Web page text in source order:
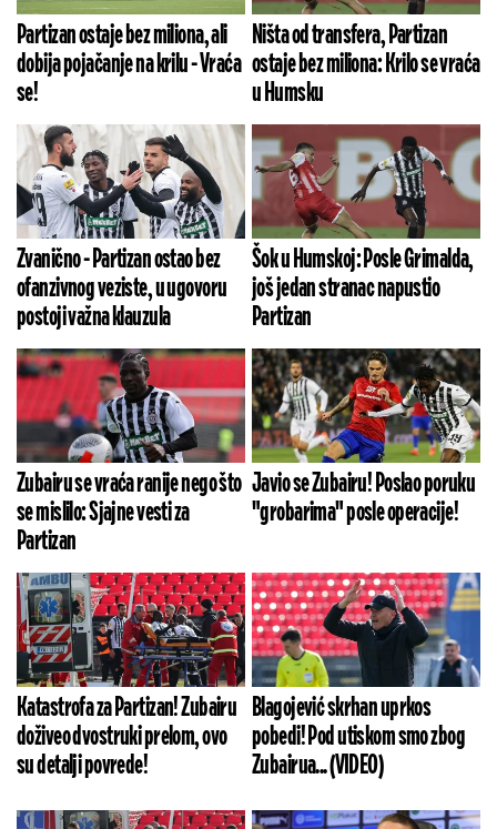
Partizan ostaje bez miliona, ali
dobija pojačanje na krilu - Vraća
se!
Ništa od transfera, Partizan
ostaje bez miliona: Krilo se vraća
u Humsku
Zvanično - Partizan ostao bez
ofanzivnog veziste, u ugovoru
postoji važna klauzula
Šok u Humskoj: Posle Grimalda,
još jedan stranac napustio
Partizan
Zubairu se vraća ranije nego što
se mislilo: Sjajne vesti za
Partizan
Javio se Zubairu! Poslao poruku
"grobarima" posle operacije!
Katastrofa za Partizan! Zubairu
doživeo dvostruki prelom, ovo
su detalji povrede!
Blagojević skrhan uprkos
pobedi! Pod utiskom smo zbog
Zubairua... (VIDEO)